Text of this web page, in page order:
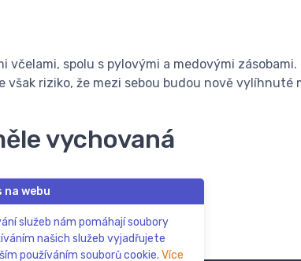
spolu s pylovými a medovými
riziko, že mezi sebou budou nově
vychovaná
na webu
služeb nám pomáhají soubory
našich služeb vyjadřujete
používáním souborů cookie. Více